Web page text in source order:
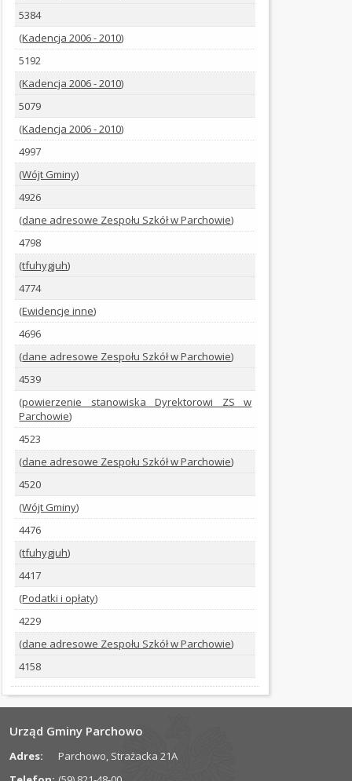
POMOC
PUBLICZNA
BIP
GCKIB
OGŁOSZENIA
STATUT
BUDŻET
KALENDARZ
IMPREZ
KONTROLE
OFERTY
PRACY
PRZETARGI
REGULAMINY
SPRAWOZDANIA
ZARZĄDZENIA
DOMUMENTY
DO
POBRANIA
INFORMACJE
5384
(Kadencja 2006 - 2010)
5192
(Kadencja 2006 - 2010)
5079
(Kadencja 2006 - 2010)
4997
(Wójt Gminy)
4926
(dane adresowe Zespołu Szkół w Parchowie)
4798
(tfuhygjuh)
4774
(Ewidencje inne)
4696
(dane adresowe Zespołu Szkół w Parchowie)
4539
(powierzenie stanowiska Dyrektorowi ZS w
Parchowie)
4523
(dane adresowe Zespołu Szkół w Parchowie)
4520
(Wójt Gminy)
4476
(tfuhygjuh)
4417
(Podatki i opłaty)
4229
(dane adresowe Zespołu Szkół w Parchowie)
4158
Urząd Gminy Parchowo
Adres:
Parchowo, Strażacka 21A